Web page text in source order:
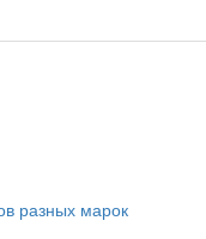
разных марок